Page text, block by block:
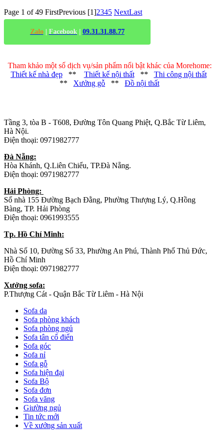
Page 1 of 49 FirstPrevious [1]2345 NextLast
Zalo| Facebook 09.31.31.88.77
Tham khảo một số dịch vụ/sản phẩm nổi bật khác của Morehome:
Thiết kế nhà đẹp** Thiết kế nội thất** Thi công nội thất
** Xưởng gỗ ** Đồ nội thất
Tầng 3, tòa B - T608, Đường Tôn Quang Phiệt, Q.Bắc Từ Liêm,
Hà Nội.
Điện thoại: 0971982777
Đà Nẵng:
Hòa Khánh, Q.Liên Chiểu, TP.Đà Nẵng.
Điện thoại: 0971982777
Hải Phòng:
Số nhà 155 Đường Bạch Đằng, Phường Thượng Lý, Q.Hồng
Bàng, TP. Hải Phòng
Điện thoại: 0961993555
Tp. Hồ Chí Minh:
Nhà Số 10, Đường Số 33, Phường An Phú, Thành Phố Thủ Đức,
Hồ Chí Minh
Điện thoại: 0971982777
Xưởng sofa:
P.Thượng Cát - Quận Bắc Từ Liêm - Hà Nội
Sofa da
Sofa phòng khách
Sofa phòng ngủ
Sofa tân cổ điển
Sofa góc
Sofa nỉ
Sofa gỗ
Sofa hiện đại
Sofa Bộ
Sofa đơn
Sofa văng
Giường ngủ
Tin tức mới
Về xưởng sản xuất